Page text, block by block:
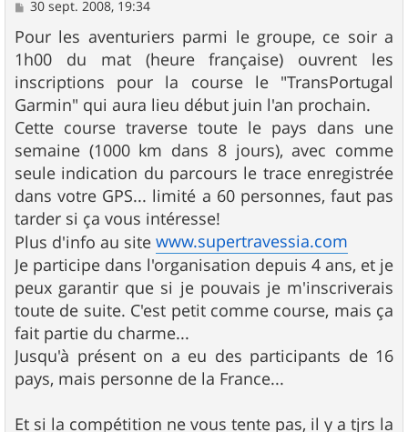
M
s
s
a
g
e
30 sept. 2008, 19:34
Pour les aventuriers parmi le groupe, ce soir a
1h00 du mat (heure française) ouvrent les
inscriptions pour la course le "TransPortugal
Garmin" qui aura lieu début juin l'an prochain.
Cette course traverse toute le pays dans une
semaine (1000 km dans 8 jours), avec comme
seule indication du parcours le trace enregistrée
dans votre GPS... limité a 60 personnes, faut pas
tarder si ça vous intéresse!
Plus d'info au site www.supertravessia.com
Je participe dans l'organisation depuis 4 ans, et je
peux garantir que si je pouvais je m'inscriverais
toute de suite. C'est petit comme course, mais ça
fait partie du charme...
Jusqu'à présent on a eu des participants de 16
pays, mais personne de la France...
Et si la compétition ne vous tente pas, il y a tjrs la